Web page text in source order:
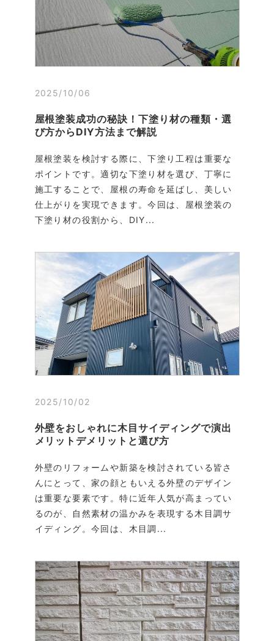
2025/10/06
屋根塗装成功の秘訣！下塗り材の種類・選
び方からDIY方法まで解説
屋根塗装を検討する際に、下塗り工程は重要な
ポイントです。適切な下塗り材を選び、丁寧に
施工することで、屋根の寿命を延ばし、美しい
仕上がりを実現できます。今回は、屋根塗装の
下塗り材の役割から、DIY...
2025/10/02
外壁をおしゃれに木目サイディングで演出
メリットデメリットと選び方
外壁のリフォームや新築を検討されている皆さ
んにとって、家の顔ともいえる外壁のデザイン
は重要な要素です。特に近年人気が高まってい
るのが、自然素材の温かみを表現する木目調サ
イディング。今回は、木目調...